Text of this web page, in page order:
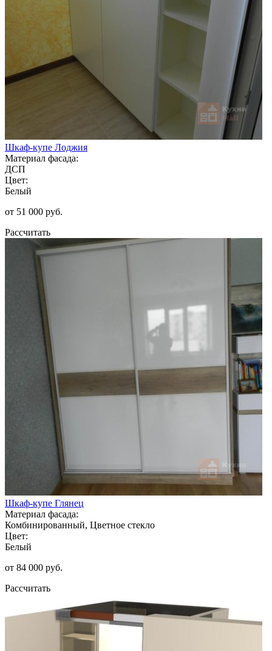
Шкаф-купе Лоджия
Материал фасада:
ДСП
Цвет:
Белый
от 51 000 руб.
Рассчитать
Шкаф-купе Глянец
Материал фасада:
Комбинированный, Цветное стекло
Цвет:
Белый
от 84 000 руб.
Рассчитать